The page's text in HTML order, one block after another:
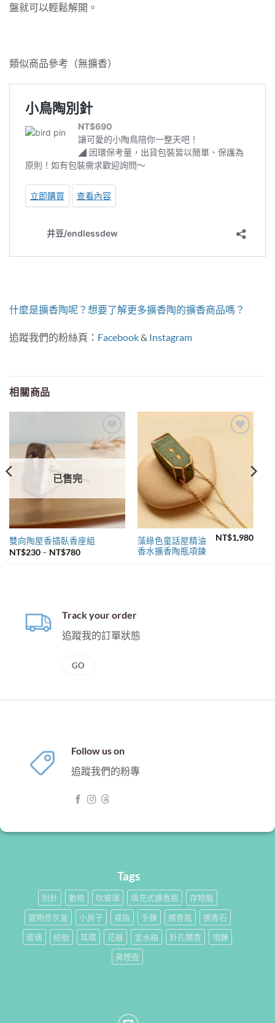
盤就可以輕鬆解開。
類似商品參考（無擴香）
什麼是擴香陶呢？想要了解更多擴香陶的擴香商品嗎？
追蹤我們的粉絲頁： Facebook& Instagram
相關商品
Add to
wishlist
已售完
雙向陶屋香插臥香座組
NT$230 – NT$780價
藻綠色童話屋精油
香水擴香陶瓶項鍊
NT$1,980
Track your order
追蹤我的訂單狀態
GO
Follow us on
追蹤我們的粉專
Tags
別針 動物 吹玻璃 填充式擴香瓶
存物瓶
寵物骨灰盒
小房子 戒指 手鍊 擴香瓶
擴香石
玻璃
絞胎 耳環 花器 金水釉 針孔擴香
項鍊
鼻煙壺